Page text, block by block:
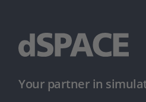
Your partner in